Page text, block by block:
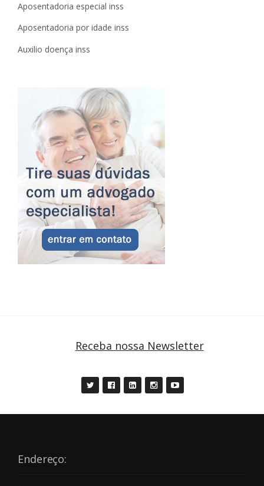
Aposentadoria especial inss
Aposentadoria por idade inss
Auxilio doença inss
Receba nossa Newsletter
Endereço: